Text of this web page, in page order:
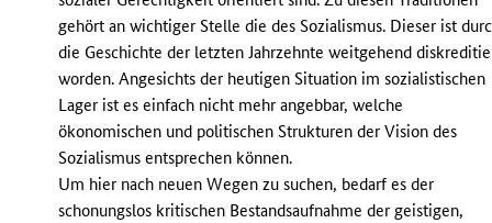
gehört an wichtiger Stelle die des Sozialismus. Dieser ist
die Geschichte der letzten Jahrzehnte weitgehend
worden. Angesichts der heutigen Situation im sozialistischen
Lager ist es einfach nicht mehr angebbar, welche
ökonomischen und politischen Strukturen der Vision des
Sozialismus entsprechen können.
Um hier nach neuen Wegen zu suchen, bedarf es der
schonungslos kritischen Bestandsaufnahme der geistigen,